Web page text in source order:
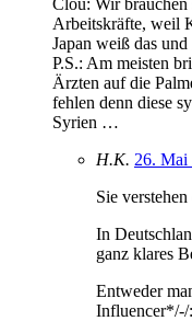
Arbeitskräfte, weil
Japan weiß das
P.S.: Am meisten
Ärzten auf die
fehlen denn diese
Syrien …
H.K. 26. Mai
Sie
In
ganz klares
Entweder
Influencer*/-/